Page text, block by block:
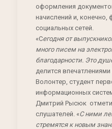
оформления
начислений и, конечно,
социальных сетей.
«Сегодня от
много писем на
благодарности. Это
делится впечатлениями
Волонтер, студент
информационных
Дмитрий Рысюк
слушателей. «С ними
стремятся к новым